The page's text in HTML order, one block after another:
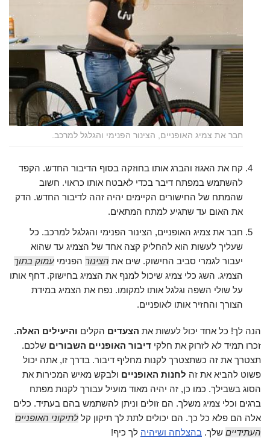
חבר את צמיג האופניים, הצינור הפנימי והגלגל למרכב.
קח את האגוז והברג אותו בחוזקה בסוף הדיבור החדש. הקפד
להשתמש במפתח דיבר בכדי לאבטח אותו כראוי. חשוב
שהמתח של החישורים הקיימים יהיה זהה לדיבור החדש. הדק
את האום עד שתגיע למתח המתאים.
חבר את צמיג האופניים, הצינור הפנימי והגלגל למרכב. כל
שעליך לעשות הוא להחליק קצה אחד של הצמיג עד שהוא
יעבור לגמרי סביב החישוק. שים את הצינור הפנימי עמוק בתוך
הצמיג. השג כלי צמיג שיכול למנף את הצמיג בחישוק. דחף אותו
על שולי השפה וגלגל אותו למקומו. נפח את הצמיג במידת
הצורך והחזיר אותו לאופניים.
הנה לך! כל אחד יכול לעשות את הצעדים הקלים והיעילים האלה.
זכרו תמיד לא לזרוק את חלקי דיבור האופניים השבורים שלכם.
תצטרך את זה כשתצטרך לקנות מחליף דיבור. בדרך זו, אתה יכול
פשוט להביא את זה לחנות האופניים ולבקש מאיש המכירות את
הסוג בשבילך. כמו כן, זה יהיה מאוד מועיל עבורך לקנות מפתח
ברגים וכלי צמיג משלך. הם זולים וניתן להשתמש בהם בעתיד. כלים
אלה הם פלא כל כך. הם יכולים לתת לך תיקון קל לתיקוני האופניים
העתידיים שלך. בהצלחה ושיהיה לך כיף!